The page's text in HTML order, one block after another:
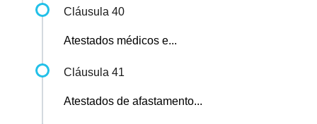
Cláusula 40
Atestados médicos e...
Cláusula 41
Atestados de afastamento...